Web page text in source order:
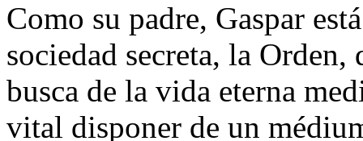
Como su padre, Gaspar
sociedad secreta, la
busca de la vida eterna
vital disponer de un